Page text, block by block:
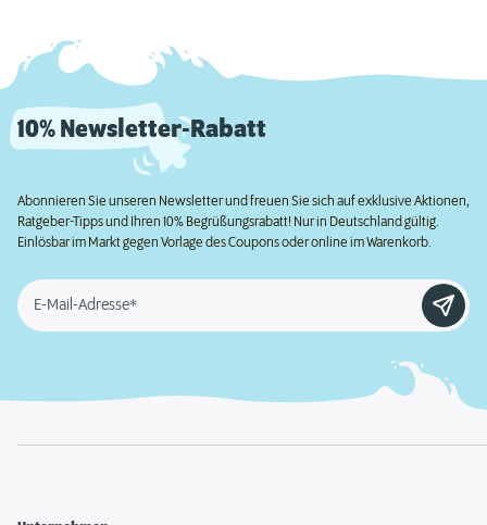
10% Newsletter-Rabatt
Abonnieren Sie unseren Newsletter und freuen Sie sich auf exklusive Aktionen,
Ratgeber-Tipps und Ihren 10% Begrüßungsrabatt! Nur in Deutschland gültig.
Einlösbar im Markt gegen Vorlage des Coupons oder online im Warenkorb.
E-Mail-Adresse*